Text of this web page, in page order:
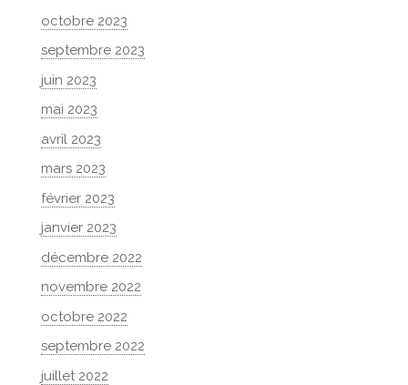
octobre 2023
septembre 2023
juin 2023
mai 2023
avril 2023
mars 2023
février 2023
janvier 2023
décembre 2022
novembre 2022
octobre 2022
septembre 2022
juillet 2022